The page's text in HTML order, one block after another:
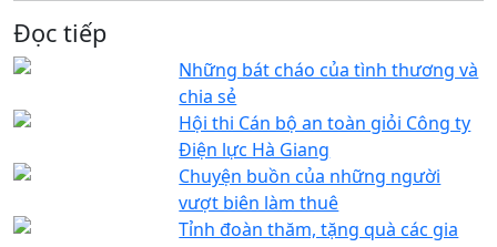
Đọc tiếp
Những bát cháo của tình thương và
chia sẻ
Hội thi Cán bộ an toàn giỏi Công ty
Điện lực Hà Giang
Chuyện buồn của những người
vượt biên làm thuê
Tỉnh đoàn thăm, tặng quà các gia